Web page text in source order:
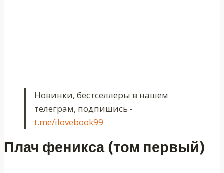
Новинки, бестселлеры в нашем
телеграм, подпишись -
t.me/ilovebook99
Плач феникса (том первый)